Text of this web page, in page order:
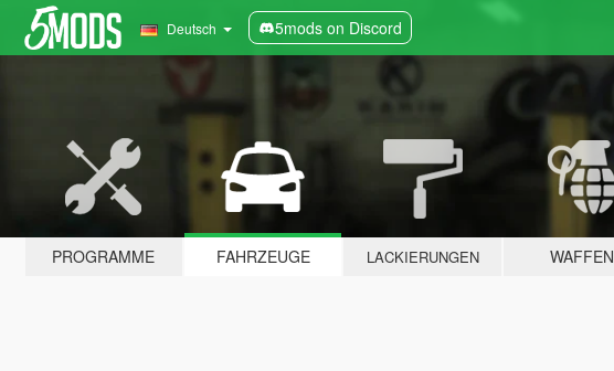
Deutsch 5mods on Discord
PROGRAMME FAHRZEUGE LACKIERUNGEN WAFFEN